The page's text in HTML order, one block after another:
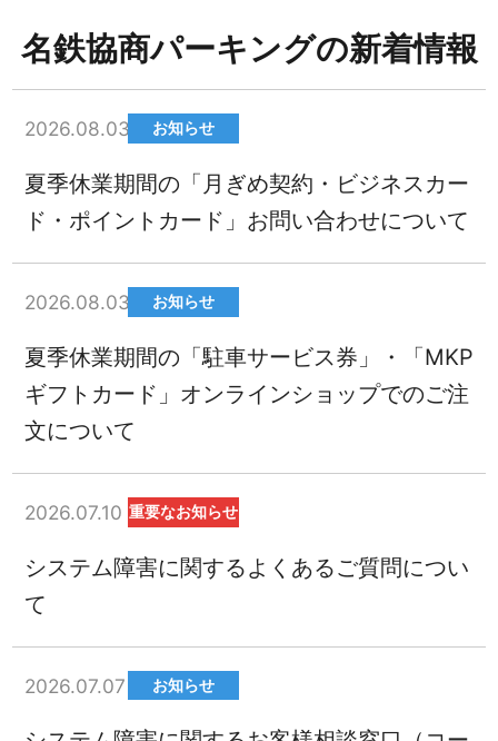
名鉄協商パーキングの新着情報
2026.08.03 お知らせ
夏季休業期間の「月ぎめ契約・ビジネスカー
ド・ポイントカード」お問い合わせについて
2026.08.03 お知らせ
夏季休業期間の「駐車サービス券」・「MKP
ギフトカード」オンラインショップでのご注
文について
2026.07.10 重要なお知らせ
システム障害に関するよくあるご質問につい
て
2026.07.07 お知らせ